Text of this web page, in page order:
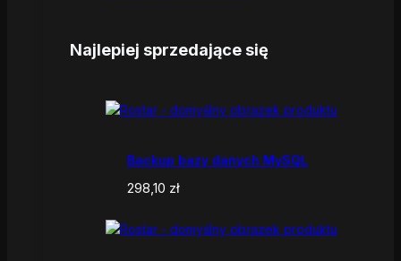
Najlepiej sprzedające się
Backup bazy danych MySQL
298,10 zł